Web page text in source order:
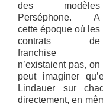
des modèles
Perséphone. A
cette époque où les
contrats de
franchise
n’existaient pas, on
peut imaginer
Lindauer sur
directement, en